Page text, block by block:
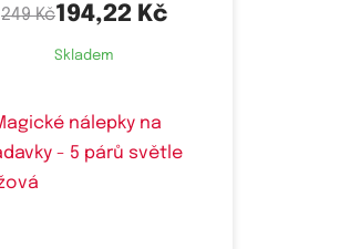
249 Kč194,22 Kč
Skladem